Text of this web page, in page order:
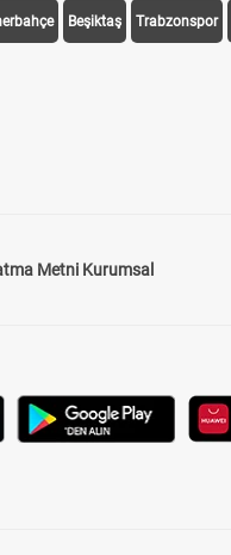
Beşiktaş Trabzonspor
Metni Kurumsal